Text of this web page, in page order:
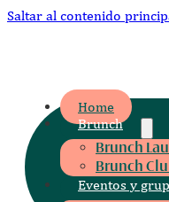
Saltar al contenido
Home
Brunch
Brunch
Brunch
Eventos y